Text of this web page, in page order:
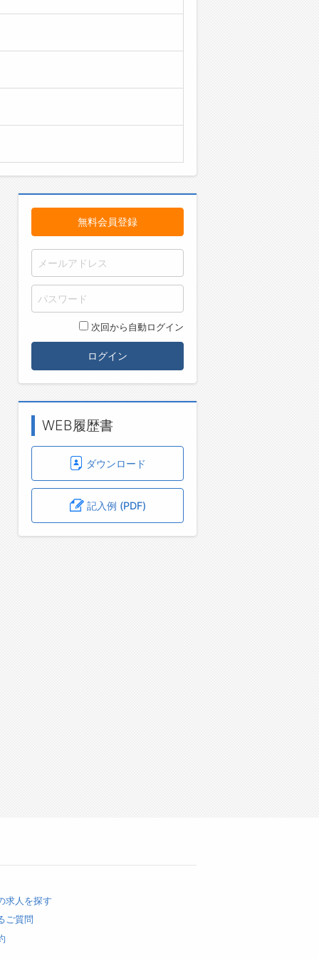
無料会員登録
次回から自動ログイン
ログイン
WEB履歴書
ダウンロード
記入例 (PDF)
求人を探す
ご質問